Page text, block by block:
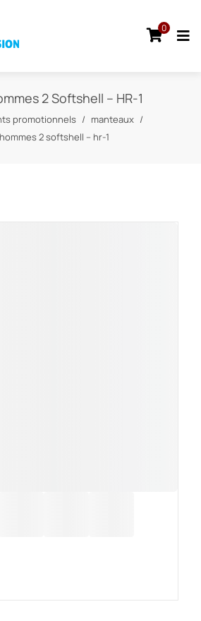
0
2 Softshell – HR-1
promotionnels
manteaux
2 softshell – hr-1